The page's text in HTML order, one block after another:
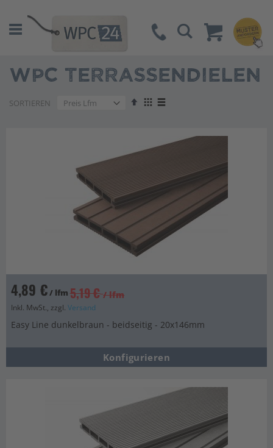
Suche
WPC TERRASSENDIELEN
SORTIEREN
AbsteigendAnzeigen
4,89 €/ lfm 5,19 € / lfm
Inkl. MwSt., zzgl. Versand
Easy Line dunkelbraun - beidseitig - 20x146mm
Konfigurieren